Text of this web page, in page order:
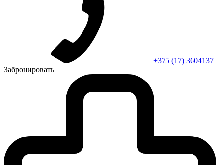
+375 (17) 3604137
Забронировать